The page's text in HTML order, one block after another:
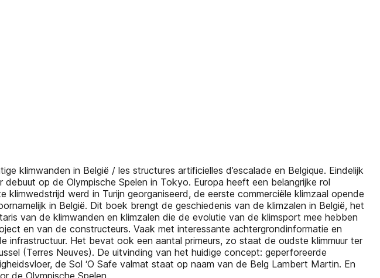
klimwanden in België / les structures artificielles d’escalade en Belgique. Eindelijk
op de Olympische Spelen in Tokyo. Europa heeft een belangrijke rol
werd in Turijn georganiseerd, de eerste commerciële klimzaal opende
in België. Dit boek brengt de geschiedenis van de klimzalen in België, het
van de klimwanden en klimzalen die de evolutie van de klimsport mee hebben
en van de constructeurs. Vaak met interessante achtergrondinformatie en
Het bevat ook een aantal primeurs, zo staat de oudste klimmuur ter
(Terres Neuves). De uitvinding van het huidige concept: geperforeerde
de Sol ‘O Safe valmat staat op naam van de Belg Lambert Martin. En
de Olympische Spelen.